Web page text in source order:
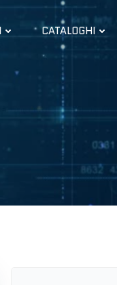
CATALOGHI